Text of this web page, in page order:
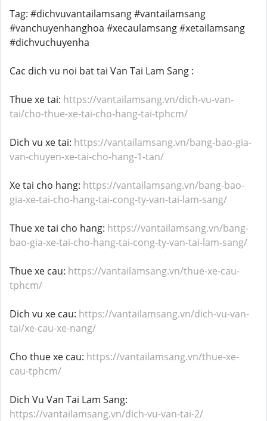
Tag: #dichvuvantailamsang #vantailamsang
#vanchuyenhanghoa #xecaulamsang #xetailamsang
#dichvuchuyenha
Cac dich vu noi bat tai Van Tai Lam Sang :
Thue xe tai: https://vantailamsang.vn/dich-vu-van-
tai/cho-thue-xe-tai-cho-hang-tai-tphcm/
Dich vu xe tai: https://vantailamsang.vn/bang-bao-gia-
van-chuyen-xe-tai-cho-hang-1-tan/
Xe tai cho hang: https://vantailamsang.vn/bang-bao-
gia-xe-tai-cho-hang-tai-cong-ty-van-tai-lam-sang/
Thue xe tai cho hang: https://vantailamsang.vn/bang-
bao-gia-xe-tai-cho-hang-tai-cong-ty-van-tai-lam-sang/
Thue xe cau: https://vantailamsang.vn/thue-xe-cau-
tphcm/
Dich vu xe cau: https://vantailamsang.vn/dich-vu-van-
tai/xe-cau-xe-nang/
Cho thue xe cau: https://vantailamsang.vn/thue-xe-
cau-tphcm/
Dich Vu Van Tai Lam Sang:
https://vantailamsang.vn/dich-vu-van-tai-2/